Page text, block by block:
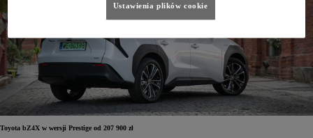
Toyota bZ4X w wersji Prestige od 207 900 zł
Ustawienia plików cookie